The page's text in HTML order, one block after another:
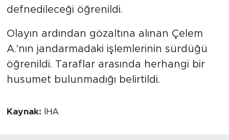
defnedileceği öğrenildi.
Olayın ardından gözaltına alınan Çelem
A.'nın jandarmadaki işlemlerinin sürdüğü
öğrenildi. Taraflar arasında herhangi bir
husumet bulunmadığı belirtildi.
Kaynak: İHA